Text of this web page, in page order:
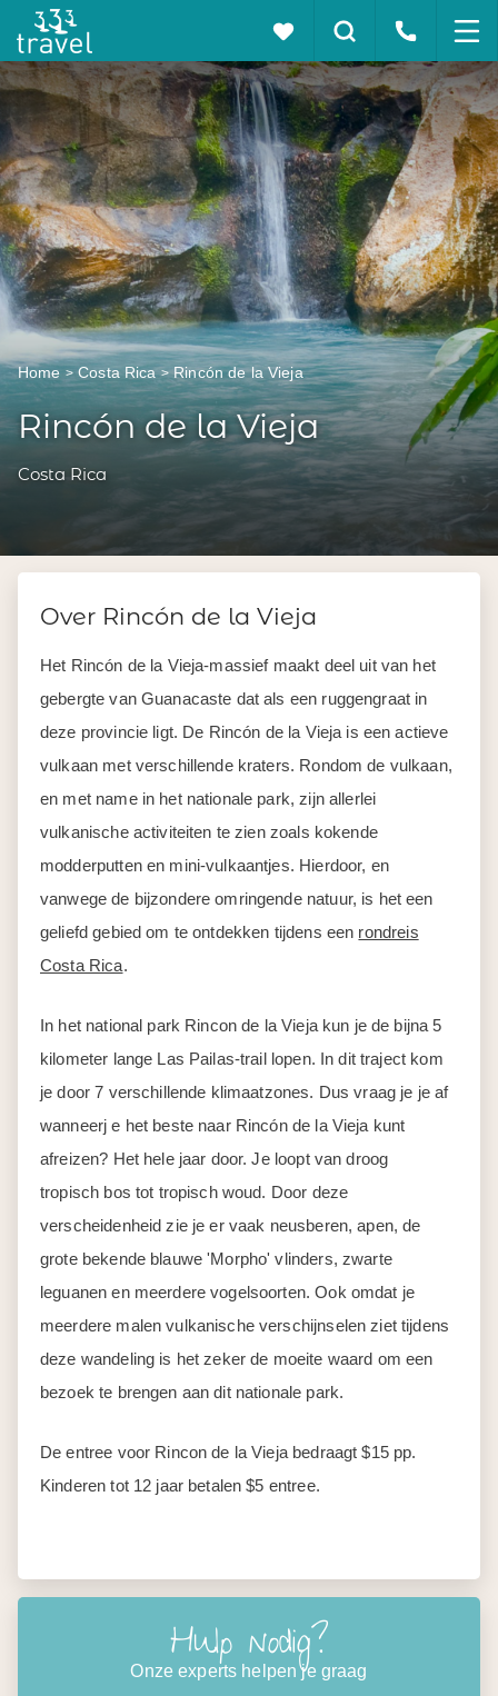
Home Costa Rica Rincón de la Vieja
Rincón de la Vieja
Costa Rica
Over Rincón de la Vieja
Het Rincón de la Vieja-massief maakt deel uit van het
gebergte van Guanacaste dat als een ruggengraat in
deze provincie ligt. De Rincón de la Vieja is een actieve
vulkaan met verschillende kraters. Rondom de vulkaan,
en met name in het nationale park, zijn allerlei
vulkanische activiteiten te zien zoals kokende
modderputten en mini-vulkaantjes. Hierdoor, en
vanwege de bijzondere omringende natuur, is het een
geliefd gebied om te ontdekken tijdens een rondreis
Costa Rica.
In het national park Rincon de la Vieja kun je de bijna 5
kilometer lange Las Pailas-trail lopen. In dit traject kom
je door 7 verschillende klimaatzones. Dus vraag je je af
wanneerj e het beste naar Rincón de la Vieja kunt
afreizen? Het hele jaar door. Je loopt van droog
tropisch bos tot tropisch woud. Door deze
verscheidenheid zie je er vaak neusberen, apen, de
grote bekende blauwe 'Morpho' vlinders, zwarte
leguanen en meerdere vogelsoorten. Ook omdat je
meerdere malen vulkanische verschijnselen ziet tijdens
deze wandeling is het zeker de moeite waard om een
bezoek te brengen aan dit nationale park.
De entree voor Rincon de la Vieja bedraagt $15 pp.
Kinderen tot 12 jaar betalen $5 entree.
Hulp nodig?
Onze experts helpen je graag